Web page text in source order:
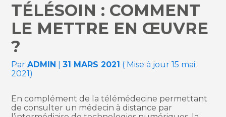
TÉLÉSOIN : COMMENT
LE METTRE EN ŒUVRE
?
ParADMIN |31 MARS 2021 ( Mise à jour 15 mai
2021)
En complément de la télémédecine permettant
de consulter un médecin à distance par